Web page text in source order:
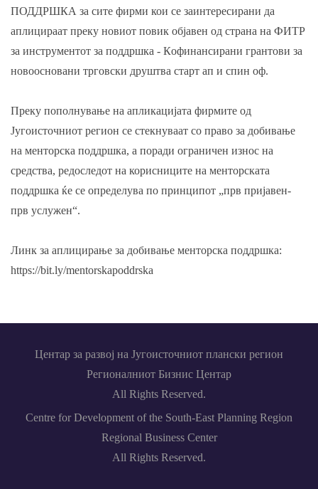
ПОДДРШКА за сите фирми кои се заинтересирани да
аплицираат преку новиот повик објавен од страна на ФИТР
за инструментот за поддршка - Кoфинансирани грантови за
новоосновани трговски друштва старт ап и спин оф.
Преку пополнување на апликацијата фирмите од
Југоисточниот регион се стекнуваат со право за добивање
на менторска поддршка, а поради ограничен износ на
средства, редоследот на корисниците на менторската
поддршка ќе се определува по принципот „прв пријавен-
прв услужен“.
Линк за аплицирање за добивање менторска поддршка:
https://bit.ly/mentorskapoddrska
Центар за развој на Југоисточниот плански регион
Регионалниот Бизнис Центар
All Rights Reserved.
Centre for Development of the South-East Planning Region
Regional Business Center
All Rights Reserved.